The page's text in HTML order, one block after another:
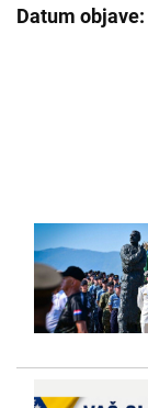
Datum objave: